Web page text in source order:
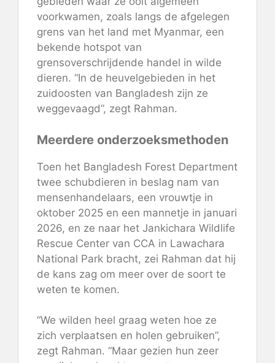
voorkwamen, zoals langs de afgelegen
grens van het land met Myanmar, een
bekende hotspot van
grensoverschrijdende handel in wilde
dieren. “In de heuvelgebieden in het
zuidoosten van Bangladesh zijn ze
weggevaagd”, zegt Rahman.
Meerdere onderzoeksmethoden
Toen het Bangladesh Forest Department
twee schubdieren in beslag nam van
mensenhandelaars, een vrouwtje in
oktober 2025 en een mannetje in januari
2026, en ze naar het Jankichara Wildlife
Rescue Center van CCA in Lawachara
National Park bracht, zei Rahman dat hij
de kans zag om meer over de soort te
weten te komen.
“We wilden heel graag weten hoe ze
zich verplaatsen en holen gebruiken”,
zegt Rahman. “Maar gezien hun zeer